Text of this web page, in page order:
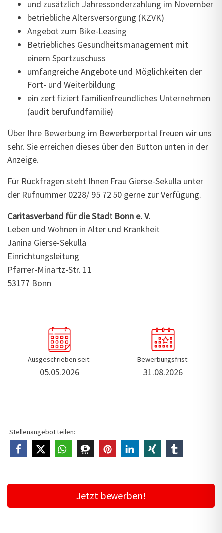
und zusätzlich Jahressonderzahlung im November
betriebliche Altersversorgung (KZVK)
Angebot zum Bike-Leasing
Betriebliches Gesundheitsmanagement mit
einem Sportzuschuss
umfangreiche Angebote und Möglichkeiten der
Fort- und Weiterbildung
ein zertifiziert familienfreundliches Unternehmen
(audit berufundfamilie)
Über Ihre Bewerbung im Bewerberportal freuen wir uns
sehr. Sie erreichen dieses über den Button unten in der
Anzeige.
Für Rückfragen steht Ihnen Frau Gierse-Sekulla unter
der Rufnummer 0228/ 95 72 50 gerne zur Verfügung.
Caritasverband für die Stadt Bonn e. V.
Leben und Wohnen in Alter und Krankheit
Janina Gierse-Sekulla
Einrichtungsleitung
Pfarrer-Minartz-Str. 11
53177 Bonn
Ausgeschrieben seit:
05.05.2026
Bewerbungsfrist:
31.08.2026
Stellenangebot teilen:
Jetzt bewerben!